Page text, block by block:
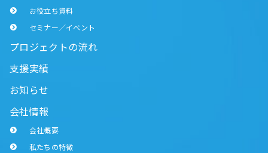
お役立ち資料
セミナー／イベント
プロジェクトの流れ
支援実績
お知らせ
会社情報
会社概要
私たちの特徴